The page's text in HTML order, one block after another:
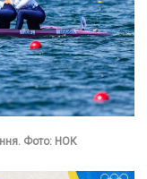
Фото: НОК